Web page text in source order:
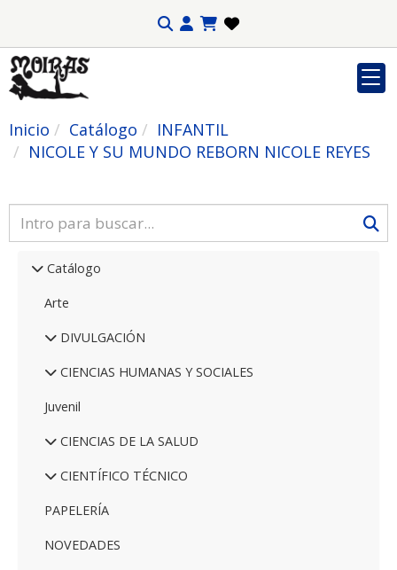
Inicio Catálogo
INFANTIL
NICOLE Y SU MUNDO REBORN NICOLE REYES
Catálogo
Arte
DIVULGACIÓN
CIENCIAS HUMANAS Y SOCIALES
Juvenil
CIENCIAS DE LA SALUD
CIENTÍFICO TÉCNICO
PAPELERÍA
NOVEDADES